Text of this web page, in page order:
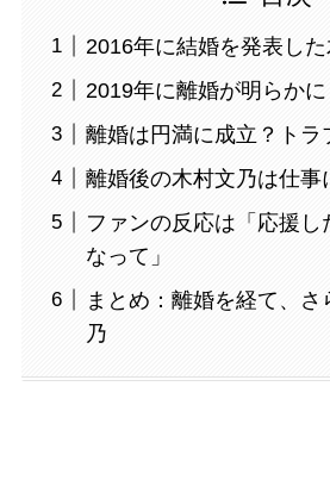
2016年に結婚を発表し
2019年に離婚が明らかに
離婚は円満に成立？トラ
離婚後の木村文乃は仕事
ファンの反応は「応援し
なって」
まとめ：離婚を経て、
乃